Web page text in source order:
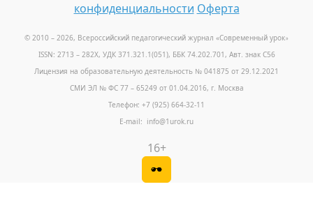
конфиденциальности Оферта
© 2010 – 2026, Всероссийский педагогический журнал «Современный урок»
ISSN: 2713 – 282X, УДК 371.321.1(051), ББК 74.202.701, Авт. знак С56
Лицензия на образовательную деятельность № 041875 от 29.12.2021
СМИ ЭЛ № ФС 77 – 65249 от 01.04.2016, г. Москва
Телефон: +7 (925) 664-32-11
E-mail: info@1urok.ru
16+